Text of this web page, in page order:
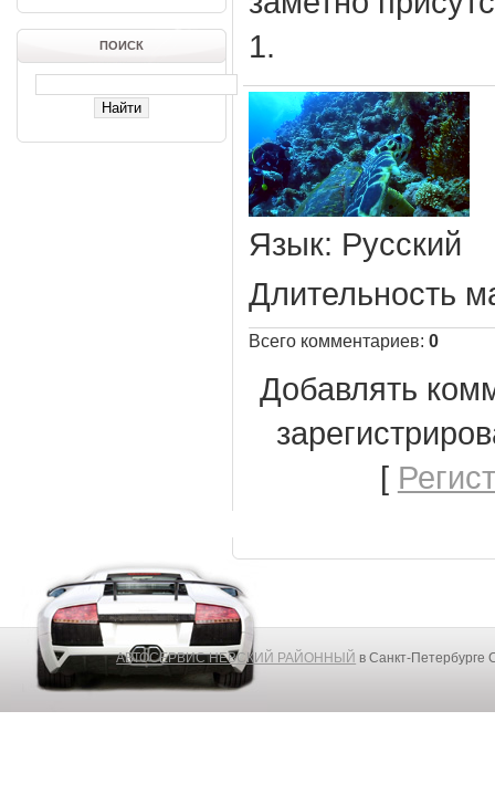
ПОИСК
1.
Язык: Русский
Длительность
Всего комментариев: 0
Добавлять
[
АВТОСЕРВИС НЕВСКИЙ РАЙОННЫЙ в Санкт-Петербурге